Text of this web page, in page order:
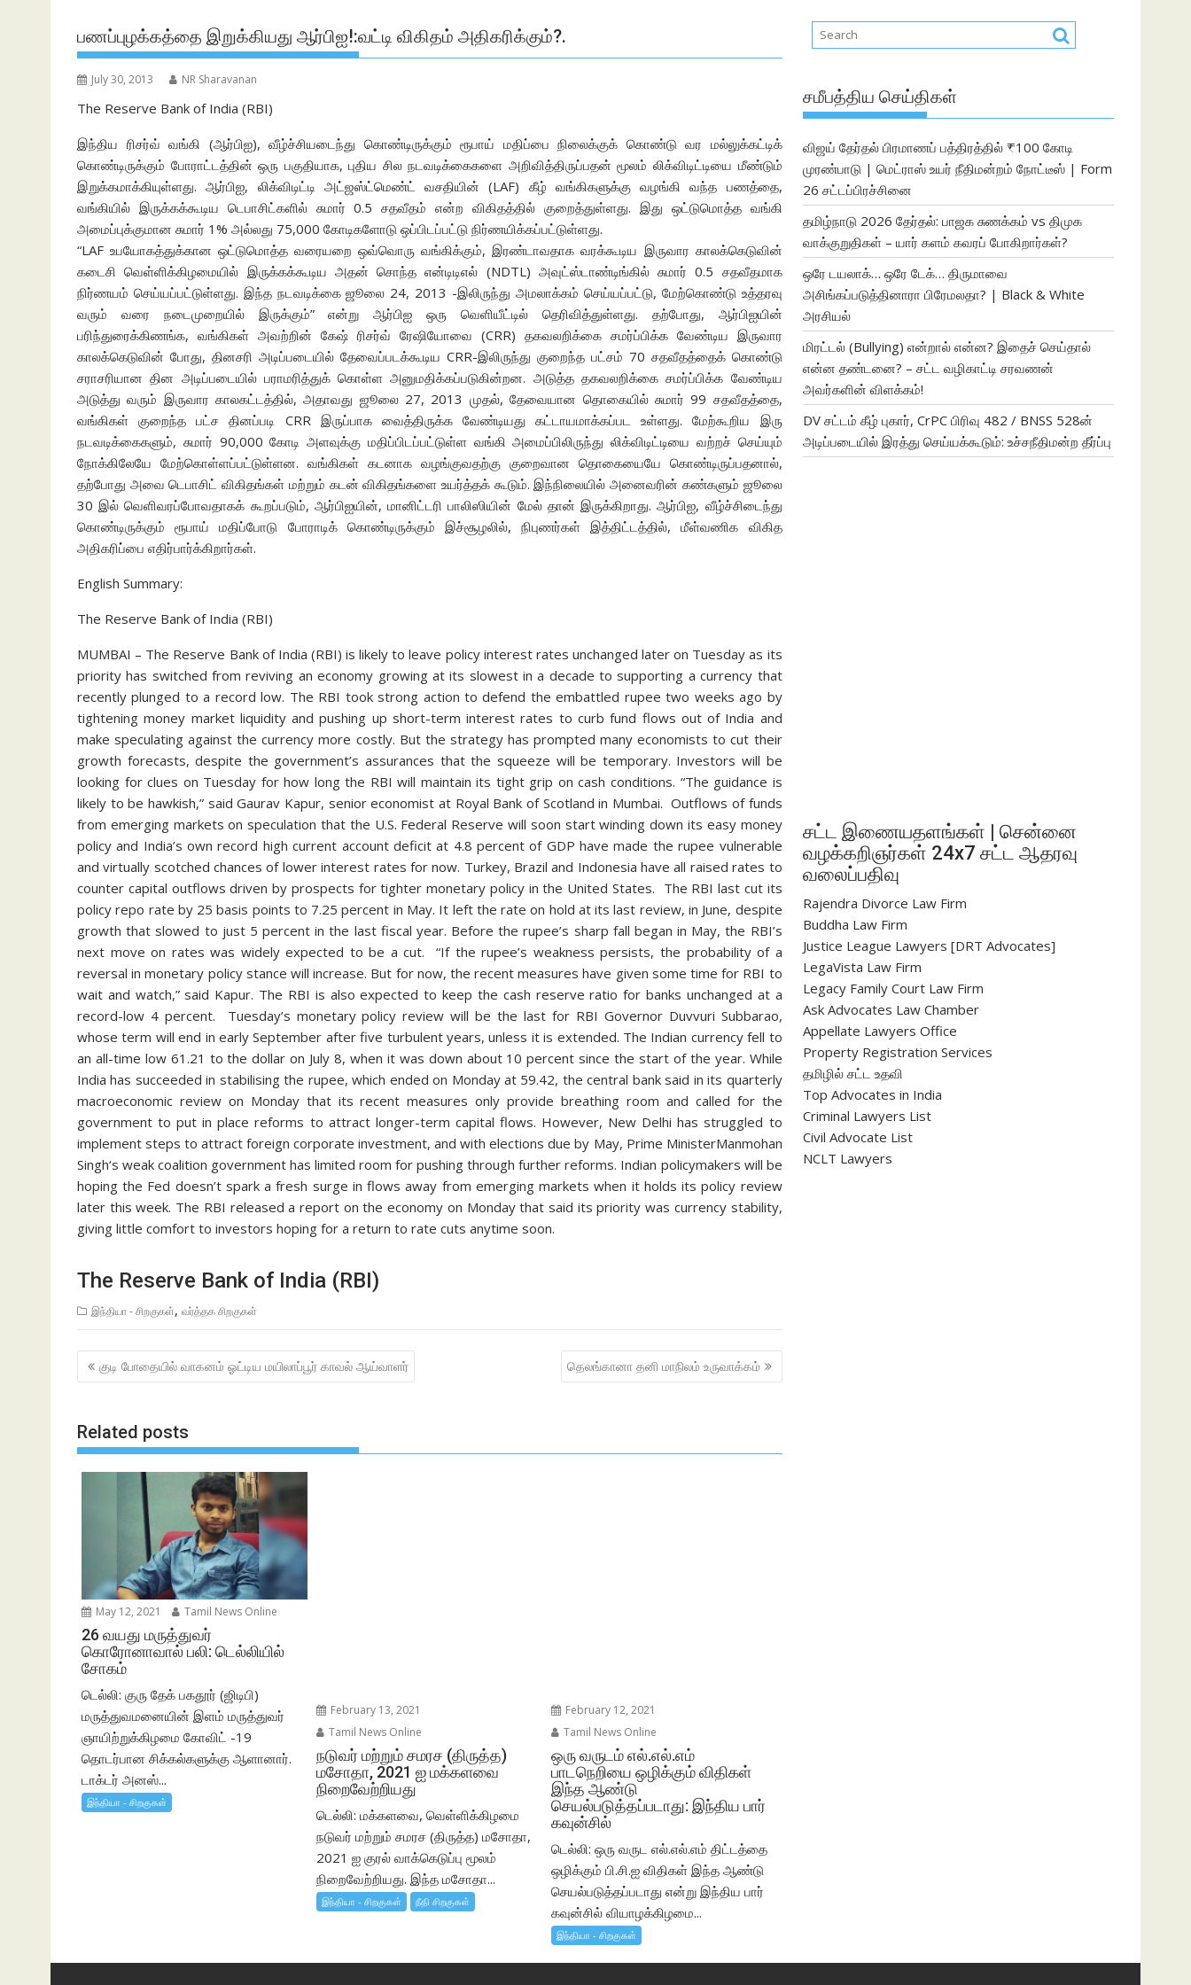
பணப்புழக்கத்தை இறுக்கியது ஆர்பிஐ!:வட்டி விகிதம் அதிகரிக்கும்?.
July 30, 2013 NR Sharavanan
The Reserve Bank of India (RBI)
இந்திய ரிசர்வ் வங்கி (ஆர்பிஐ), வீழ்ச்சியடைந்து கொண்டிருக்கும் ரூபாய் மதிப்பை நிலைக்குக் கொண்டு வர மல்லுக்கட்டிக்
கொண்டிருக்கும் போராட்டத்தின் ஒரு பகுதியாக, புதிய சில நடவடிக்கைகளை அறிவித்திருப்பதன் மூலம் லிக்விடிட்டியை மீண்டும்
இறுக்கமாக்கியுள்ளது. ஆர்பிஐ, லிக்விடிட்டி அட்ஜஸ்ட்மெண்ட் வசதியின் (LAF) கீழ் வங்கிகளுக்கு வழங்கி வந்த பணத்தை,
வங்கியில் இருக்கக்கூடிய டெபாசிட்களில் சுமார் 0.5 சதவீதம் என்ற விகிதத்தில் குறைத்துள்ளது. இது ஒட்டுமொத்த வங்கி
அமைப்புக்குமான சுமார் 1% அல்லது 75,000 கோடிகளோடு ஒப்பிடப்பட்டு நிர்ணயிக்கப்பட்டுள்ளது.
“LAF உபயோகத்துக்கான ஒட்டுமொத்த வரையறை ஒவ்வொரு வங்கிக்கும், இரண்டாவதாக வரக்கூடிய இருவார காலக்கெடுவின்
கடைசி வெள்ளிக்கிழமையில் இருக்கக்கூடிய அதன் சொந்த என்டிடிஎல் (NDTL) அவுட்ஸ்டாண்டிங்கில் சுமார் 0.5 சதவீதமாக
நிர்ணயம் செய்யப்பட்டுள்ளது. இந்த நடவடிக்கை ஜூலை 24, 2013 -இலிருந்து அமலாக்கம் செய்யப்பட்டு, மேற்கொண்டு உத்தரவு
வரும் வரை நடைமுறையில் இருக்கும்” என்று ஆர்பிஐ ஒரு வெளியீட்டில் தெரிவித்துள்ளது. தற்போது, ஆர்பிஐயின்
பரிந்துரைக்கிணங்க, வங்கிகள் அவற்றின் கேஷ் ரிசர்வ் ரேஷியோவை (CRR) தகவலறிக்கை சமர்ப்பிக்க வேண்டிய இருவார
காலக்கெடுவின் போது, தினசரி அடிப்படையில் தேவைப்படக்கூடிய CRR-இலிருந்து குறைந்த பட்சம் 70 சதவீதத்தைக் கொண்டு
சராசரியான தின அடிப்படையில் பராமரித்துக் கொள்ள அனுமதிக்கப்படுகின்றன. அடுத்த தகவலறிக்கை சமர்ப்பிக்க வேண்டிய
அடுத்து வரும் இருவார காலகட்டத்தில், அதாவது ஜூலை 27, 2013 முதல், தேவையான தொகையில் சுமார் 99 சதவீதத்தை,
வங்கிகள் குறைந்த பட்ச தினப்படி CRR இருப்பாக வைத்திருக்க வேண்டியது கட்டாயமாக்கப்பட உள்ளது. மேற்கூறிய இரு
நடவடிக்கைகளும், சுமார் 90,000 கோடி அளவுக்கு மதிப்பிடப்பட்டுள்ள வங்கி அமைப்பிலிருந்து லிக்விடிட்டியை வற்றச் செய்யும்
நோக்கிலேயே மேற்கொள்ளப்பட்டுள்ளன. வங்கிகள் கடனாக வழங்குவதற்கு குறைவான தொகையையே கொண்டிருப்பதனால்,
தற்போது அவை டெபாசிட் விகிதங்கள் மற்றும் கடன் விகிதங்களை உயர்த்தக் கூடும். இந்நிலையில் அனைவரின் கண்களும் ஜூலை
30 இல் வெளிவரப்போவதாகக் கூறப்படும், ஆர்பிஐயின், மானிட்டரி பாலிஸியின் மேல் தான் இருக்கிறாது. ஆர்பிஐ, வீழ்ச்சிடைந்து
கொண்டிருக்கும் ரூபாய் மதிப்போடு போராடிக் கொண்டிருக்கும் இச்சூழலில், நிபுணர்கள் இத்திட்டத்தில், மீள்வணிக விகித
அதிகரிப்பை எதிர்பார்க்கிறார்கள்.
English Summary:
The Reserve Bank of India (RBI)
MUMBAI – The Reserve Bank of India (RBI) is likely to leave policy interest rates unchanged later on Tuesday as its
priority has switched from reviving an economy growing at its slowest in a decade to supporting a currency that
recently plunged to a record low. The RBI took strong action to defend the embattled rupee two weeks ago by
tightening money market liquidity and pushing up short-term interest rates to curb fund flows out of India and
make speculating against the currency more costly. But the strategy has prompted many economists to cut their
growth forecasts, despite the government’s assurances that the squeeze will be temporary. Investors will be
looking for clues on Tuesday for how long the RBI will maintain its tight grip on cash conditions. “The guidance is
likely to be hawkish,” said Gaurav Kapur, senior economist at Royal Bank of Scotland in Mumbai. Outflows of funds
from emerging markets on speculation that the U.S. Federal Reserve will soon start winding down its easy money
policy and India’s own record high current account deficit at 4.8 percent of GDP have made the rupee vulnerable
and virtually scotched chances of lower interest rates for now. Turkey, Brazil and Indonesia have all raised rates to
counter capital outflows driven by prospects for tighter monetary policy in the United States. The RBI last cut its
policy repo rate by 25 basis points to 7.25 percent in May. It left the rate on hold at its last review, in June, despite
growth that slowed to just 5 percent in the last fiscal year. Before the rupee’s sharp fall began in May, the RBI’s
next move on rates was widely expected to be a cut. “If the rupee’s weakness persists, the probability of a
reversal in monetary policy stance will increase. But for now, the recent measures have given some time for RBI to
wait and watch,” said Kapur. The RBI is also expected to keep the cash reserve ratio for banks unchanged at a
record-low 4 percent. Tuesday’s monetary policy review will be the last for RBI Governor Duvvuri Subbarao,
whose term will end in early September after five turbulent years, unless it is extended. The Indian currency fell to
an all-time low 61.21 to the dollar on July 8, when it was down about 10 percent since the start of the year. While
India has succeeded in stabilising the rupee, which ended on Monday at 59.42, the central bank said in its quarterly
macroeconomic review on Monday that its recent measures only provide breathing room and called for the
government to put in place reforms to attract longer-term capital flows. However, New Delhi has struggled to
implement steps to attract foreign corporate investment, and with elections due by May, Prime MinisterManmohan
Singh‘s weak coalition government has limited room for pushing through further reforms. Indian policymakers will be
hoping the Fed doesn’t spark a fresh surge in flows away from emerging markets when it holds its policy review
later this week. The RBI released a report on the economy on Monday that said its priority was currency stability,
giving little comfort to investors hoping for a return to rate cuts anytime soon.
The Reserve Bank of India (RBI)
இந்தியா - சிறகுகள், வர்த்தக சிறகுகள்
Post
navigation
குடி போதையில் வாகனம் ஓட்டிய மயிலாப்பூர் காவல் ஆய்வாளர் தெலங்கானா தனி மாநிலம் உருவாக்கம்
Related posts
May 12, 2021 Tamil News Online
26 வயது மருத்துவர்
கொரோனாவால் பலி: டெல்லியில்
சோகம்
டெல்லி: குரு தேக் பகதூர் (ஜிடிபி)
மருத்துவமனையின் இளம் மருத்துவர்
ஞாயிற்றுக்கிழமை கோவிட் -19
தொடர்பான சிக்கல்களுக்கு ஆளானார்.
டாக்டர் அனஸ்...
இந்தியா - சிறகுகள்
February 13, 2021
Tamil News Online
நடுவர் மற்றும் சமரச (திருத்த)
மசோதா, 2021 ஐ மக்களவை
நிறைவேற்றியது
டெல்லி: மக்களவை, வெள்ளிக்கிழமை
நடுவர் மற்றும் சமரச (திருத்த) மசோதா,
2021 ஐ குரல் வாக்கெடுப்பு மூலம்
நிறைவேற்றியது. இந்த மசோதா...
இந்தியா - சிறகுகள் நீதி சிறகுகள்
February 12, 2021
Tamil News Online
ஒரு வருடம் எல்.எல்.எம்
பாடநெறியை ஒழிக்கும் விதிகள்
இந்த ஆண்டு
செயல்படுத்தப்படாது: இந்திய பார்
கவுன்சில்
டெல்லி: ஒரு வருட எல்.எல்.எம் திட்டத்தை
ஒழிக்கும் பி.சி.ஐ விதிகள் இந்த ஆண்டு
செயல்படுத்தப்படாது என்று இந்திய பார்
கவுன்சில் வியாழக்கிழமை...
இந்தியா - சிறகுகள்
சமீபத்திய செய்திகள்
விஜய் தேர்தல் பிரமாணப் பத்திரத்தில் ₹100 கோடி
முரண்பாடு | மெட்ராஸ் உயர் நீதிமன்றம் நோட்டீஸ் | Form
26 சட்டப்பிரச்சினை
தமிழ்நாடு 2026 தேர்தல்: பாஜக சுணக்கம் vs திமுக
வாக்குறுதிகள் – யார் களம் கவரப் போகிறார்கள்?
ஒரே டயலாக்… ஒரே டேக்… திருமாவை
அசிங்கப்படுத்தினாரா பிரேமலதா? | Black & White
அரசியல்
மிரட்டல் (Bullying) என்றால் என்ன? இதைச் செய்தால்
என்ன தண்டனை? – சட்ட வழிகாட்டி சரவணன்
அவர்களின் விளக்கம்!
DV சட்டம் கீழ் புகார், CrPC பிரிவு 482 / BNSS 528ன்
அடிப்படையில் இரத்து செய்யக்கூடும்: உச்சநீதிமன்ற தீர்ப்பு
சட்ட இணையதளங்கள் | சென்னை
வழக்கறிஞர்கள் 24x7 சட்ட ஆதரவு
வலைப்பதிவு
Rajendra Divorce Law Firm
Buddha Law Firm
Justice League Lawyers [DRT Advocates]
LegaVista Law Firm
Legacy Family Court Law Firm
Ask Advocates Law Chamber
Appellate Lawyers Office
Property Registration Services
தமிழில் சட்ட உதவி
Top Advocates in India
Criminal Lawyers List
Civil Advocate List
NCLT Lawyers